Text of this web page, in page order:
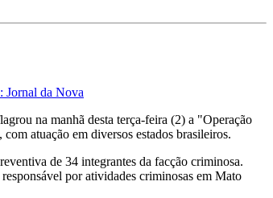
Jornal da Nova
na manhã desta terça-feira (2) a "Operação
atuação em diversos estados brasileiros.
de 34 integrantes da facção criminosa.
por atividades criminosas em Mato